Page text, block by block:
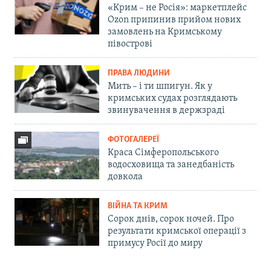
«Крим – не Росія»: маркетплейс
Ozon припинив прийом нових
замовлень на Кримському
півострові
ПРАВА ЛЮДИНИ
Мить – і ти шпигун. Як у
кримських судах розглядають
звинувачення в держзраді
ФОТОГАЛЕРЕЇ
Краса Сімферопольського
водосховища та занедбаність
довкола
ВІЙНА ТА КРИМ
Сорок днів, сорок ночей. Про
результати кримської операції з
примусу Росії до миру